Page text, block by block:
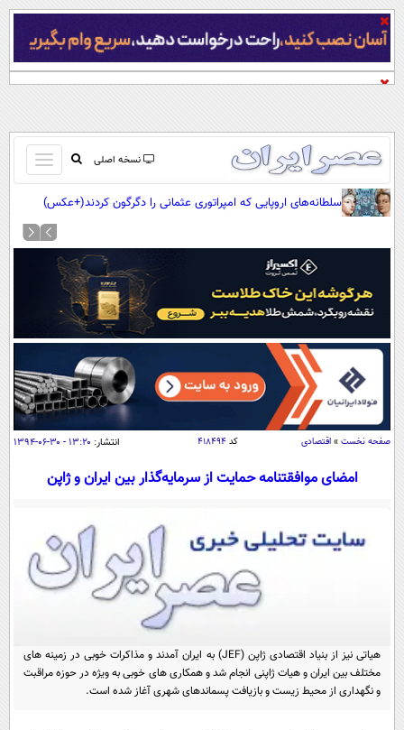
نسخه اصلی
باز
و
بسته
کردن
صفحه اول
آرشیو
نظرسنجی
آب و هوا
اوقات شرعی
سواد زندگی
اقتصاد
اقتصادی
جامعه
حوادث
یک برش دانایی
سفر و تفریح
بین الملل
علم و دانش
علمی
اخبار کریپتو
گوناگون
سرگرمی
فیلم
سلطانه‌های اروپایی که امپراتوری عثمانی را دگرگون کردند(+عکس)
صفحه نخست » اقتصادی کد ۴۱۸۴۹۴ انتشار: ۱۳:۲۰ - ۳۰-۰۶-۱۳۹۴
امضای موافقتنامه حمایت از سرمایه‌گذار بین ایران و ژاپن
هیاتی نیز از بنیاد اقتصادی ژاپن (JEF) به ایران آمدند و مذاکرات خوبی در زمینه های
مختلف بین ایران و هیات ژاپنی انجام شد و همکاری های خوبی به ویژه در حوزه مراقبت
و نگهداری از محیط زیست و بازیافت پسماندهای شهری آغاز شده است.